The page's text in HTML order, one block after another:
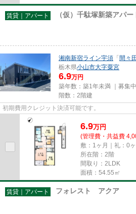
賃貸｜アパート （仮）千駄塚新築アパー
湘南新宿ライン宇須 「間々田
栃木県小山市大字粟宮
6.9万円
築年数：築1年未満 ｜募集中
階数：2階建
初期費用クレジット決済可能です。
6.9万円
(管理費・共益費
敷：1ヶ月｜礼：0
所在階：2階
間取り：2LDK
面積：54.55㎡
賃貸｜アパート フォレスト アクア